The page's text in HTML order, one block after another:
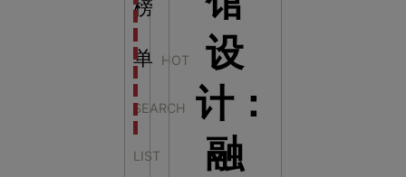
榜
单 HOT
SEARCH
LIST
科学梦中标洛阳市科学技术馆展品采购项目
科学梦中标方城县科技馆展厅升级项目
科学梦中标濮阳县科技馆公共安全体验馆项目
科学梦集团中标广西大学海洋科教馆项目
科学梦集团中标淮师附小科技长廊展项目
科学梦集团中标洪泽湖治理保护展示馆项目
设
计：
融